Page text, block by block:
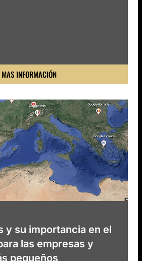
MAS INFORMACIÓN
y su importancia en el
las empresas y
pequeños